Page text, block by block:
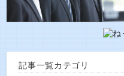
記事一覧カテゴリ